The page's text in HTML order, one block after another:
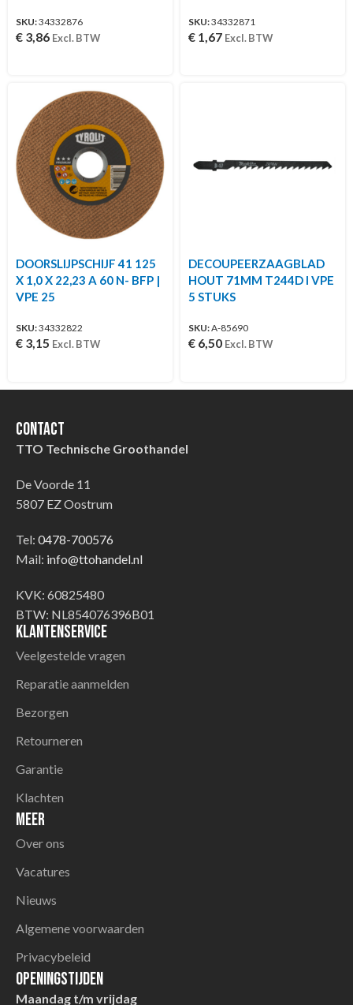
SKU:34332876
€ 3,86 Excl. BTW
SKU:34332871
€ 1,67 Excl. BTW
DOORSLIJPSCHIJF 41 125
X 1,0 X 22,23 A 60 N- BFP |
VPE 25
SKU:34332822
€ 3,15 Excl. BTW
DECOUPEERZAAGBLAD
HOUT 71MM T244D I VPE
5 STUKS
SKU:A-85690
€ 6,50 Excl. BTW
Contact
TTO Technische Groothandel
De Voorde 11
5807 EZ Oostrum
Tel: 0478-700576
Mail: info@ttohandel.nl
KVK: 60825480
BTW: NL854076396B01
Klantenservice
Veelgestelde vragen
Reparatie aanmelden
Bezorgen
Retourneren
Garantie
Klachten
Meer
Over ons
Vacatures
Nieuws
Algemene voorwaarden
Privacybeleid
Openingstijden
Maandag t/m vrijdag